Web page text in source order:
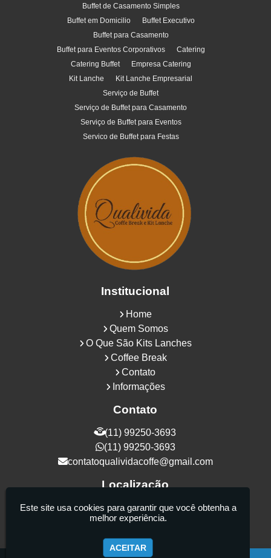
Buffet de Casamento Simples
Buffet em Domicilio
Buffet Executivo
Buffet para Casamento
Buffet para Eventos Corporativos
Catering
Catering Buffet
Empresa Catering
Kit Lanche
Kit Lanche Empresarial
Serviço de Buffet
Serviço de Buffet para Casamento
Serviço de Buffet para Eventos
Servico de Buffet para Festas
Institucional
Home
Quem Somos
O Que São Kits Lanches
Coffee Break
Contato
Informações
Contato
(11) 99250-3693
(11) 99250-3693
contatoqualividacoffe@gmail.com
Localização
Rua Samurais, 27 - Vila Maria Alta - São
Paulo / SP - CEP: 02130-080
Este site usa cookies para garantir que você obtenha a
melhor experiência.
ACEITAR